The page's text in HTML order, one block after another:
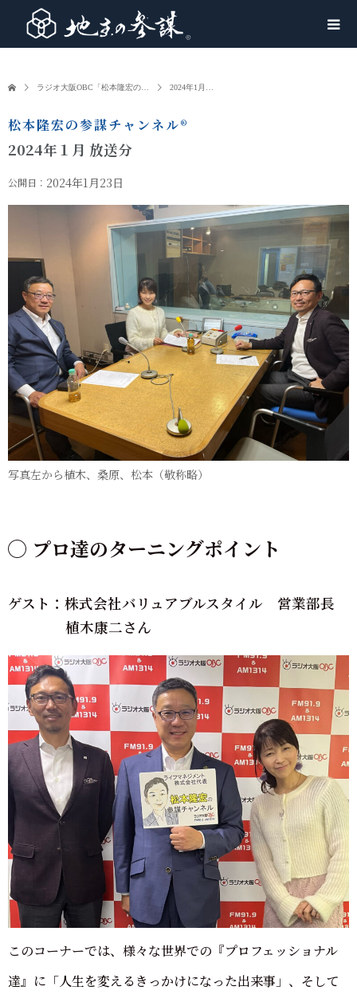
ラジオ大阪OBC「松本隆宏の… 2024年1月…
松本隆宏の参謀チャンネル®︎
2024年１月 放送分
公開日： 2024年1月23日
写真左から植木、桑原、松本（敬称略）
◯ プロ達のターニングポイント
ゲスト：株式会社バリュアブルスタイル 営業部長
植木康二さん
このコーナーでは、様々な世界での『プロフェッショナル
達』に「人生を変えるきっかけになった出来事」、そして